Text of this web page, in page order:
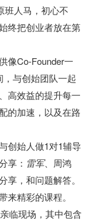
人马，初心不
终把创业者放在第
像Co-Founder一
，与创始团队一起
高效益的提升每一
的加速，以及在路
创始人做1对1辅导
享： 雷军、周鸿
，和问题解答。
精彩的课程。
临现场，其中包含